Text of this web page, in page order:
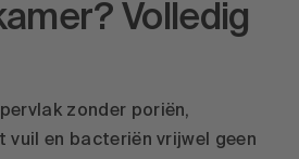
Volledig
zonder poriën,
en bacteriën vrijwel geen